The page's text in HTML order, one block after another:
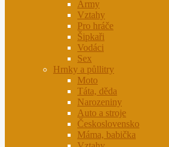
Army
Vztahy
Pro hráče
Šipkaři
Vodáci
Sex
Hrnky a půllitry
Moto
Táta, děda
Narozeniny
Auto a stroje
Československo
Máma, babička